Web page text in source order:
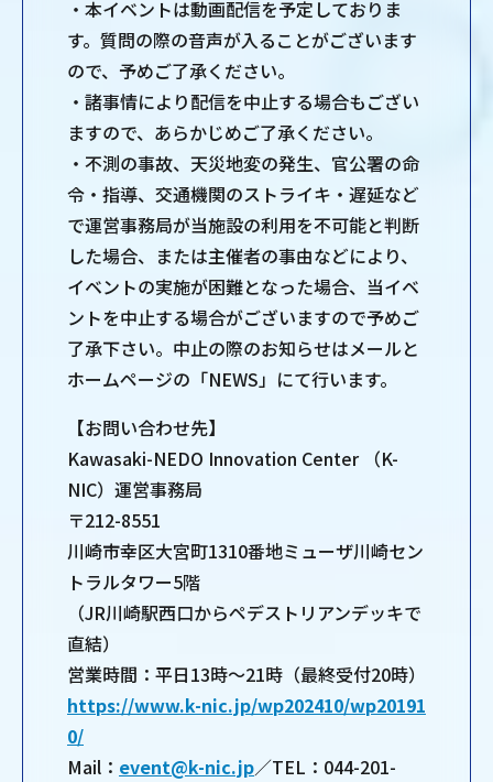
・本イベントは動画配信を予定しておりま
す。質問の際の音声が入ることがございます
ので、予めご了承ください。
・諸事情により配信を中止する場合もござい
ますので、あらかじめご了承ください。
・不測の事故、天災地変の発生、官公署の命
令・指導、交通機関のストライキ・遅延など
で運営事務局が当施設の利用を不可能と判断
した場合、または主催者の事由などにより、
イベントの実施が困難となった場合、当イベ
ントを中止する場合がございますので予めご
了承下さい。中止の際のお知らせはメールと
ホームページの「NEWS」にて行います。
【お問い合わせ先】
Kawasaki-NEDO Innovation Center （K-
NIC）運営事務局
〒212-8551
川崎市幸区大宮町1310番地ミューザ川崎セン
トラルタワー5階
（JR川崎駅西口からペデストリアンデッキで
直結）
営業時間：平日13時～21時（最終受付20時）
https://www.k-nic.jp/wp202410/wp20191
0/
Mail： event@k-nic.jp／TEL：044-201-